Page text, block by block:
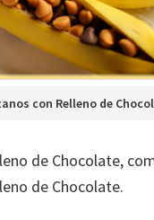
con Relleno de
de Chocolate,
de Chocolate.